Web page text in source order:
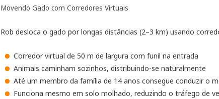
Movendo Gado com Corredores Virtuais
Rob desloca o gado por longas distâncias (2–3 km) usando
Corredor virtual de 50 m de largura com funil na entrada
Animais caminham sozinhos, distribuindo-se naturalmente
Até um membro da família de 14 anos consegue conduzir o
Funciona mesmo em solo molhado, reduzindo o tráfego de